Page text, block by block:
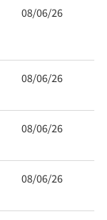
08/06/26
08/06/26
08/06/26
08/06/26